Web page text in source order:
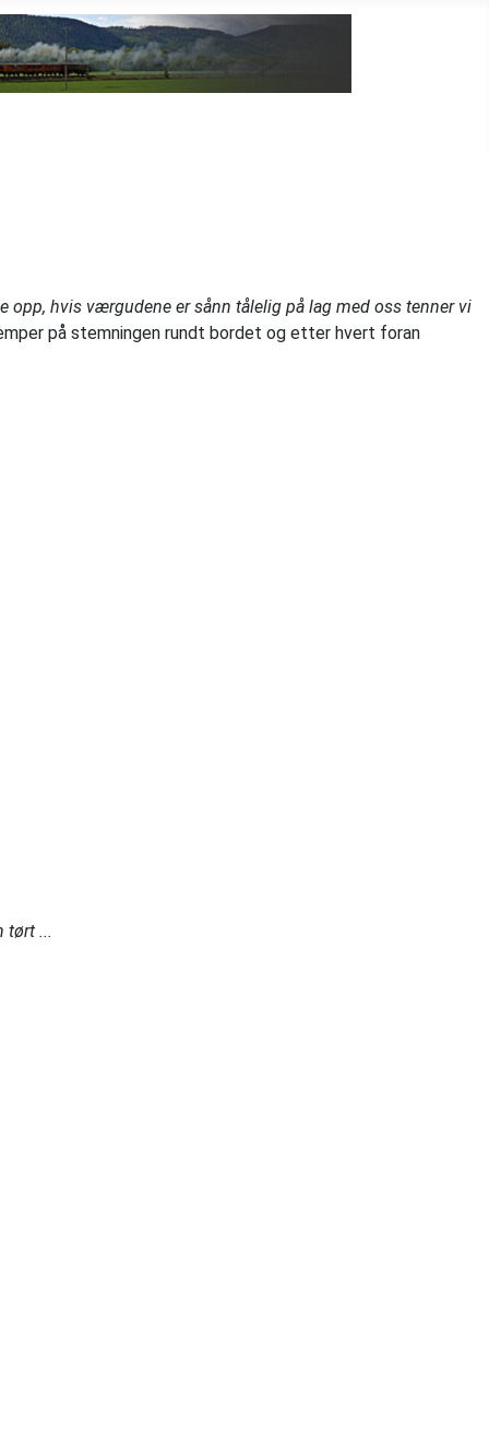
opp, hvis værgudene er sånn tålelig på lag med oss tenner vi
på stemningen rundt bordet og etter hvert foran
tørt ...